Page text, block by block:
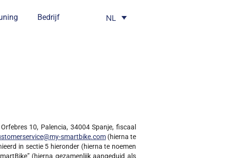
Bedrijf NL
10, Palencia, 34004 Spanje, fiscaal
smartbike.com(hierna te
in sectie 5 hieronder (hierna te noemen
(hierna gezamenlijk aangeduid als